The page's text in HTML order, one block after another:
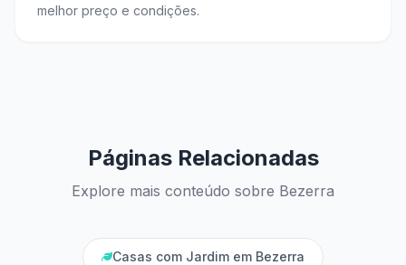
melhor preço e condições.
Páginas Relacionadas
Explore mais conteúdo sobre Bezerra
Casas com Jardim em Bezerra